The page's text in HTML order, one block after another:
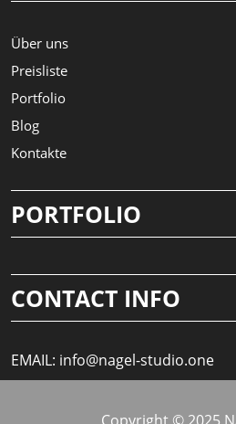
Über uns
Preisliste
Portfolio
Blog
Kontakte
PORTFOLIO
CONTACT INFO
EMAIL: info@nagel-studio.one
Copyright © 2025